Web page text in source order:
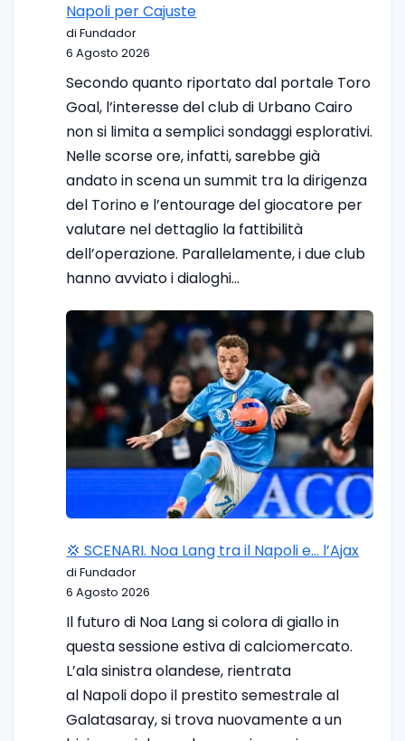
Napoli per Cajuste
di Fundador
6 Agosto 2026
Secondo quanto riportato dal portale Toro
Goal, l’interesse del club di Urbano Cairo
non si limita a semplici sondaggi esplorativi.
Nelle scorse ore, infatti, sarebbe già
andato in scena un summit tra la dirigenza
del Torino e l’entourage del giocatore per
valutare nel dettaglio la fattibilità
dell’operazione. Parallelamente, i due club
hanno avviato i dialoghi…
💢 SCENARI. Noa Lang tra il Napoli e… l’Ajax
di Fundador
6 Agosto 2026
Il futuro di Noa Lang si colora di giallo in
questa sessione estiva di calciomercato.
L’ala sinistra olandese, rientrata
al Napoli dopo il prestito semestrale al
Galatasaray, si trova nuovamente a un